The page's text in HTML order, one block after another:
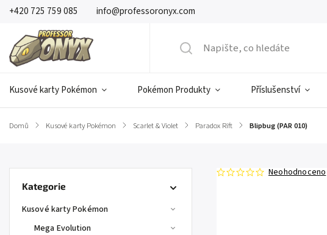
+420 725 759 085 info@professoronyx.com
Kusové karty Pokémon Pokémon Produkty Příslušenství
Domů / Kusové karty Pokémon / Scarlet & Violet / Paradox Rift / Blipbug (PAR 010)
Kategorie
Kusové karty Pokémon
Mega Evolution
Neohodnoceno